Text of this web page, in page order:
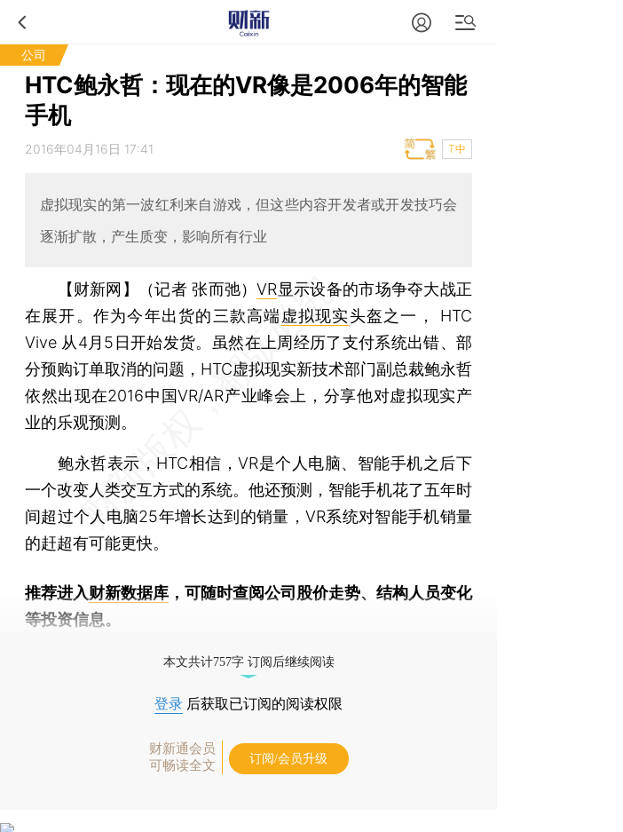
公司
HTC鲍永哲：现在的VR像是2006年的智能
手机
2016年04月16日 17:41 T中
虚拟现实的第一波红利来自游戏，但这些内容开发者或开发技巧会
逐渐扩散，产生质变，影响所有行业
【财新网】（记者 张而弛）VR显示设备的市场争夺大战正
在展开。作为今年出货的三款高端虚拟现实头盔之一， HTC
Vive 从4月5日开始发货。虽然在上周经历了支付系统出错、部
分预购订单取消的问题，HTC虚拟现实新技术部门副总裁鲍永哲
依然出现在2016中国VR/AR产业峰会上，分享他对虚拟现实产
业的乐观预测。
鲍永哲表示，HTC相信，VR是个人电脑、智能手机之后下
一个改变人类交互方式的系统。他还预测，智能手机花了五年时
间超过个人电脑25年增长达到的销量，VR系统对智能手机销量
的赶超有可能更快。
推荐进入财新数据库 ，可随时查阅公司股价走势、结构人员变化
等投资信息。
本文共计757字 订阅后继续阅读
登录 后获取已订阅的阅读权限
财新通会员
可畅读全文
订阅/会员升级